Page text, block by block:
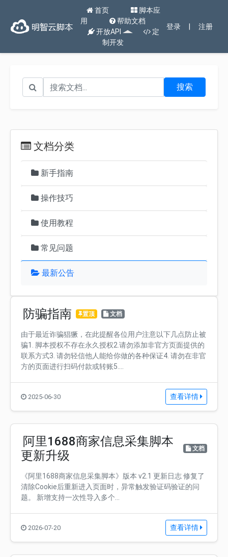
首页
脚本应
用
帮助文档
开放API
定
制开发
登录 | 注册
搜索
文档分类
新手指南
操作技巧
使用教程
常见问题
最新公告
防骗指南 置顶 文档
由于最近诈骗猖獗，在此提醒各位用户注意以下几点防止被
骗1. 脚本授权不存在永久授权2.请勿添加非官方页面提供的
联系方式3. 请勿轻信他人能给你做的各种保证4. 请勿在非官
方的页面进行扫码付款或转账5....
2025-06-30 查看详情
阿里1688商家信息采集脚本
更新升级
文档
《阿里1688商家信息采集脚本》版本 v2.1 更新日志 修复了
清除Cookie后重新进入页面时，异常触发验证码验证的问
题。 新增支持一次性导入多个...
2026-07-20 查看详情